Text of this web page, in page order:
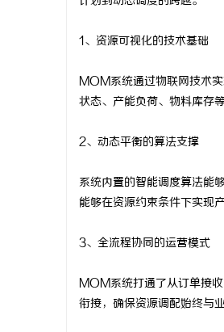
1、资源可视化的技术基础
MOM系统通过物联网技术
状态、产能负荷、物料库存
2、动态平衡的算法支撑
系统内置的智能调度算法能
能够在资源约束条件下实现
3、全流程协同的运营模式
MOM系统打通了从订单接
衔接，确保资源调配始终与
付款